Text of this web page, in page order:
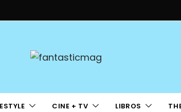
CINE + TV LIBROS